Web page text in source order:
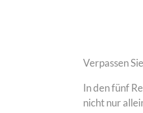
Verpassen
In den fünf
nicht nur